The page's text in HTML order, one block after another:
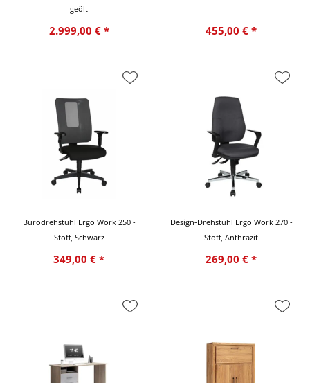
geölt
2.999,00 € * 455,00 € *
Bürodrehstuhl Ergo Work 250 -
Stoff, Schwarz
349,00 € *
Design-Drehstuhl Ergo Work 270 -
Stoff, Anthrazit
269,00 € *